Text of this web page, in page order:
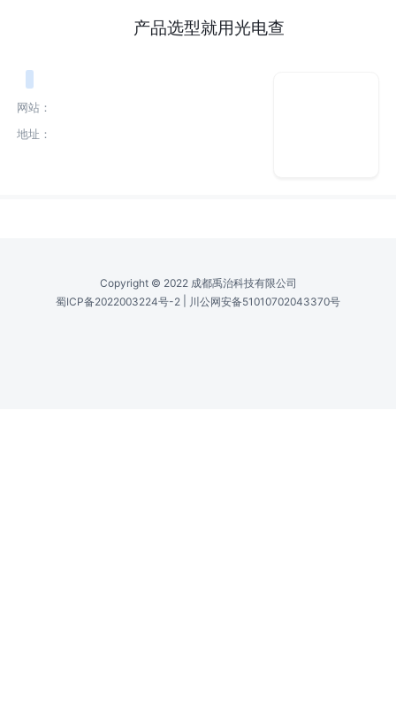
产品选型就用光电查
网站：
地址：
Copyright © 2022 成都禹治科技有限公司
蜀ICP备2022003224号-2
川公网安备51010702043370号